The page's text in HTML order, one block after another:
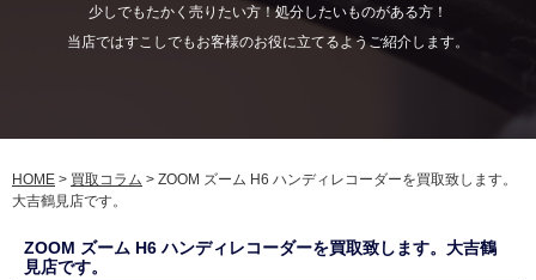
少しでもたかく売りたい方！処分したいものがある方！
当店ではすこしでもお客様のお役に立てるようご紹介します。
HOME > 買取コラム > ZOOM ズーム H6 ハンディレコーダーを買取致します。
大吉鶴見店です。
ZOOM ズーム H6 ハンディレコーダーを買取致します。大吉鶴
見店です。